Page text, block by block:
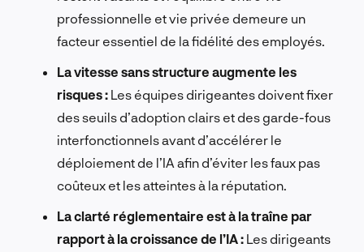
professionnelle et vie privée demeure un
facteur essentiel de la fidélité des employés.
La vitesse sans structure augmente les
risques : Les équipes dirigeantes doivent fixer
des seuils d’adoption clairs et des garde-fous
interfonctionnels avant d’accélérer le
déploiement de l’IA afin d’éviter les faux pas
coûteux et les atteintes à la réputation.
La clarté réglementaire est à la traîne par
rapport à la croissance de l’IA : Les dirigeants